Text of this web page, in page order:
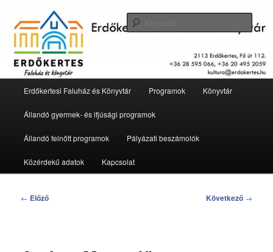
elsődleges
tartalomraErdőkertesi Faluház és Könyvtár
Erdőkertesi Faluház és Könyvtár Programok Könyvtár
Állandó gyermek- és ifjúsági programok
Állandó felnőtt programok Pályázati beszámolók
Közérdekű adatok Kapcsolat
Bejegyzés
← Előző Következő →